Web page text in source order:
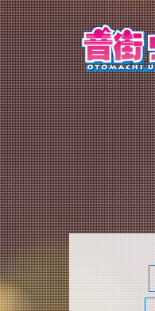
コ
ン
テ
ン
ツ
へ
ス
キ
ッ
プ